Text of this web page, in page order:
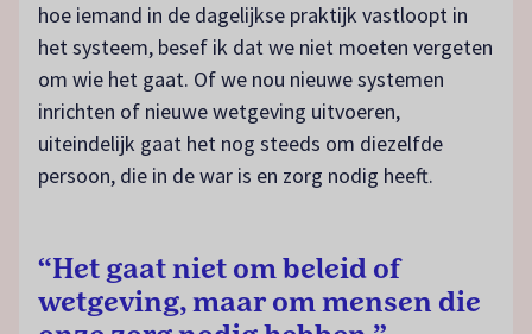
hoe iemand in de dagelijkse praktijk vastloopt in
het systeem, besef ik dat we niet moeten vergeten
om wie het gaat. Of we nou nieuwe systemen
inrichten of nieuwe wetgeving uitvoeren,
uiteindelijk gaat het nog steeds om diezelfde
persoon, die in de war is en zorg nodig heeft.
“Het gaat niet om beleid of
wetgeving, maar om mensen die